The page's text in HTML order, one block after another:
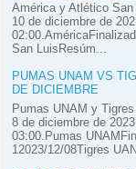
América y Atlético
10 de diciembre de
San LuisResúm...
PUMAS UNAM VS
DE DICIEMBRE
Pumas UNAM y
8 de diciembre de
03:00.Pumas
12023/12/08Tigres